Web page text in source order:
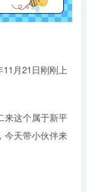
月21日刚刚上
来这个属于新平
今天带小伙伴来